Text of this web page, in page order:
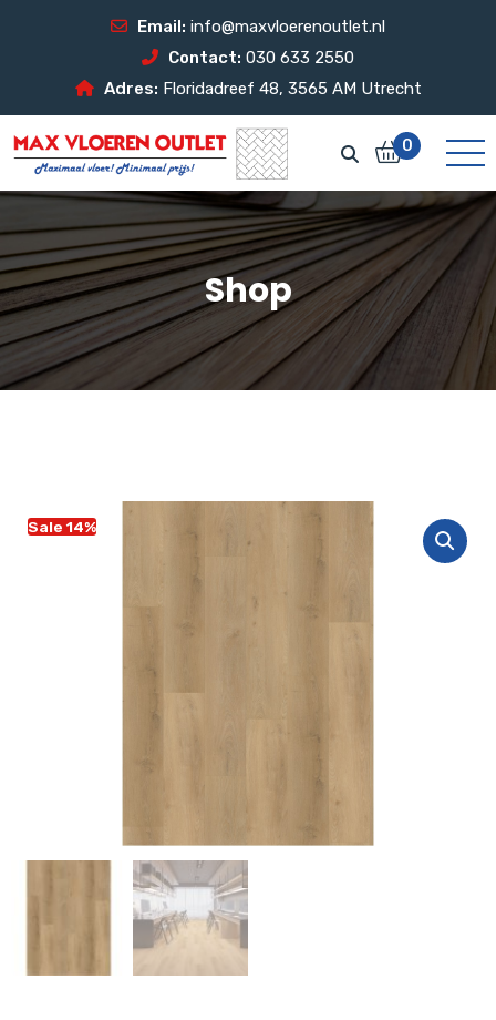
Email: info@maxvloerenoutlet.nl
Contact: 030 633 2550
Adres: Floridadreef 48, 3565 AM Utrecht
0
Shop
Sale 14%